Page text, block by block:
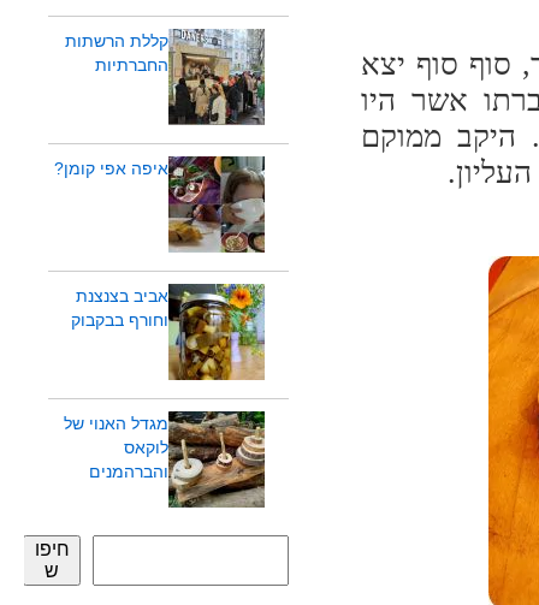
סוף סוף יצא
אשר היו
היקב ממוקם
קללת הרשתות
החברתיות
איפה אפי קומן?
אביב בצנצנת
וחורף בבקבוק
מגדל האנוי של
לוקאס
והברהמנים
חיפו
ש